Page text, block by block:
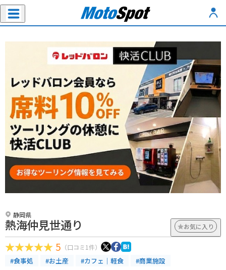
静岡県
熱海仲見世通り お気に入り
5 （口コミ1件）
#食事処 #お土産 #カフェ｜軽食 #商業施設